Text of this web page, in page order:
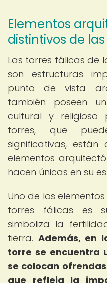
Elementos
distintivos de
Las torres fálicas de
son estructuras
punto de vista
también poseen
cultural y religioso
torres, que
significativas, están
elementos
hacen únicas en su
Uno de los
torres fálicas es
simboliza la
tierra. Además, en
torre se encuentra
se colocan
que refleja la